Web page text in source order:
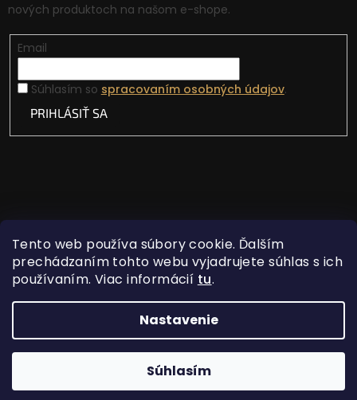
Tento web používa súbory cookie. Ďalším
prechádzaním tohto webu vyjadrujete súhlas s ich
používaním. Viac informácií tu.
Nastavenie
Súhlasím
nových produktoch na našom e-shope.
Email
Súhlasím so spracovaním osobných údajov.
PRIHLÁSIŤ SA
Vytvoril Shoptet
Copyright 2026Lovecká vášeň. Všetky práva
vyhradené.